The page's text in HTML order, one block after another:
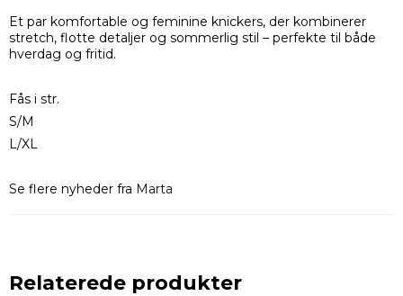
Et par komfortable og feminine knickers, der kombinerer
stretch, flotte detaljer og sommerlig stil – perfekte til både
hverdag og fritid.
Fås i str.
S/M
L/XL
Se flere nyheder fra Marta
Relaterede produkter